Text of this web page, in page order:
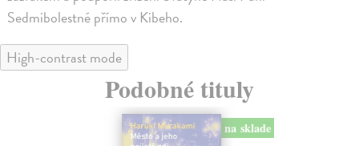
Sedmibolestné přímo v Kibeho.
High-contrast mode
Podobné tituly
na sklade